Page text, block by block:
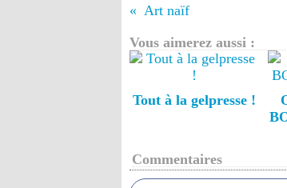
Art naïf
Vous aimerez aussi :
Tout à la gelpresse !
Commentaires